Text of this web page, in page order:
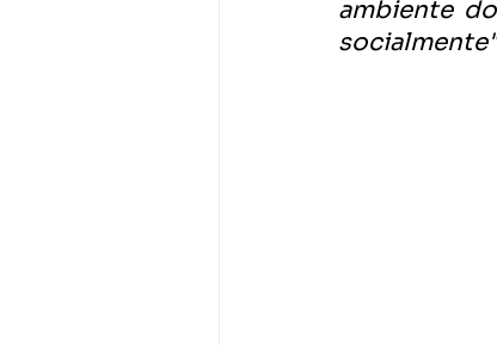
ambiente
socialmente"